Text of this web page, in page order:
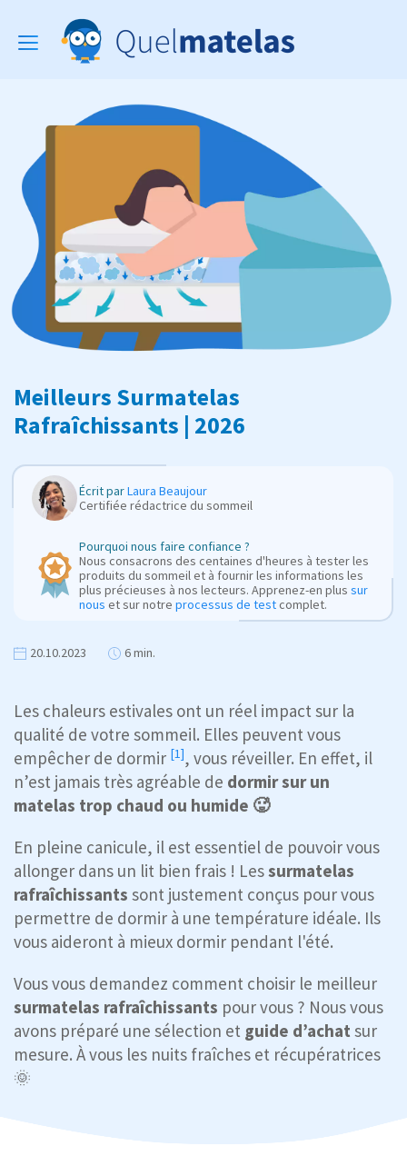
Toggle
navigation
Meilleurs Surmatelas
Rafraîchissants | 2026
Écrit parLaura Beaujour
Certifiée rédactrice du sommeil
Pourquoi nous faire confiance ?
Nous consacrons des centaines d'heures à tester les
produits du sommeil et à fournir les informations les
plus précieuses à nos lecteurs. Apprenez-en plus sur
nous et sur notre processus de testcomplet.
20.10.2023 6 min.
Les chaleurs estivales ont un réel impact sur la
qualité de votre sommeil. Elles peuvent vous
empêcher de dormir [1], vous réveiller. En effet, il
n’est jamais très agréable de dormir sur un
matelas trop chaud ou humide 🥵
En pleine canicule, il est essentiel de pouvoir vous
allonger dans un lit bien frais ! Lessurmatelas
rafraîchissants sont justement conçus pour vous
permettre de dormir à une température idéale. Ils
vous aideront à mieux dormir pendant l'été.
Vous vous demandez comment choisir le meilleur
surmatelas rafraîchissants pour vous ? Nous vous
avons préparé une sélection et guide d’achat sur
mesure. À vous les nuits fraîches et récupératrices
🌞